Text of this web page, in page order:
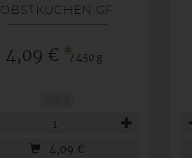
OBSTKUCHEN GF
4,09 € */ 450 g
4,09 €